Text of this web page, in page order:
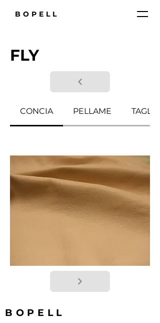
BOPELL
FLY
CONCIA PELLAME TAGLIA
BOPELL